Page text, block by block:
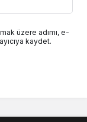
üzere adımı, e-
kaydet.